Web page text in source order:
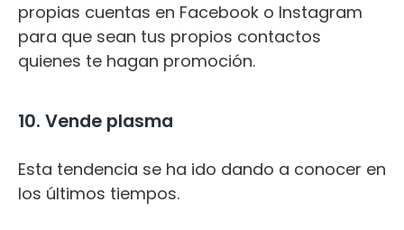
propias cuentas en Facebook o Instagram
para que sean tus propios contactos
quienes te hagan promoción.
10. Vende plasma
Esta tendencia se ha ido dando a conocer en
los últimos tiempos.